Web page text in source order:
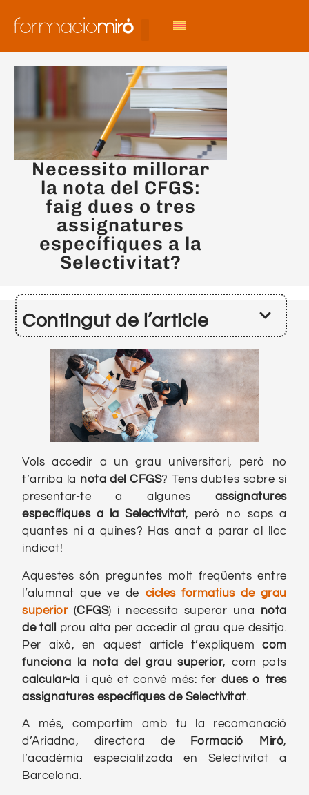
Necessito millorar
la nota del CFGS:
faig dues o tres
assignatures
específiques a la
Selectivitat?
Contingut de l’article
Vols accedir a un grau universitari, però no
t’arriba la nota del CFGS? Tens dubtes sobre si
presentar-te a algunes assignatures
específiques a la Selectivitat, però no saps a
quantes ni a quines? Has anat a parar al lloc
indicat!
Aquestes són preguntes molt freqüents entre
l’alumnat que ve de cicles formatius de grau
superior (CFGS) i necessita superar una nota
de tall
prou alta per accedir al grau que desitja.
Per això, en aquest article t’expliquemcom
funciona la nota del grau superior, com pots
calcular-la i què et convé més: fer dues o tres
assignatures específiques de Selectivitat.
A més, compartim amb tu la recomanació
d’Ariadna, directora de
Formació Miró,
l’acadèmia especialitzada en Selectivitat a
Barcelona.